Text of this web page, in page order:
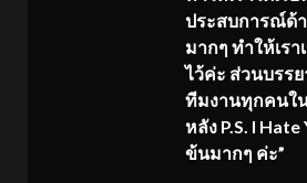
ประสบการณ์ด้
มากๆ ทำให้เร
ไว้ค่ะ ส่วนบรร
ทีมงานทุกคนใ
หลัง P.S. I
ข้นมากๆ ค่ะ”